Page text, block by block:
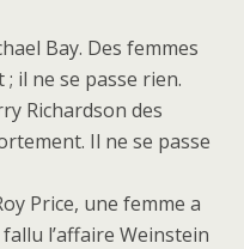
Bay. Des femmes
il ne se passe rien.
Richardson des
Il ne se passe
Price, une femme a
l’affaire Weinstein